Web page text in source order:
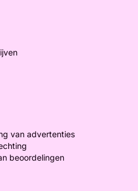
van advertenties
beoordelingen